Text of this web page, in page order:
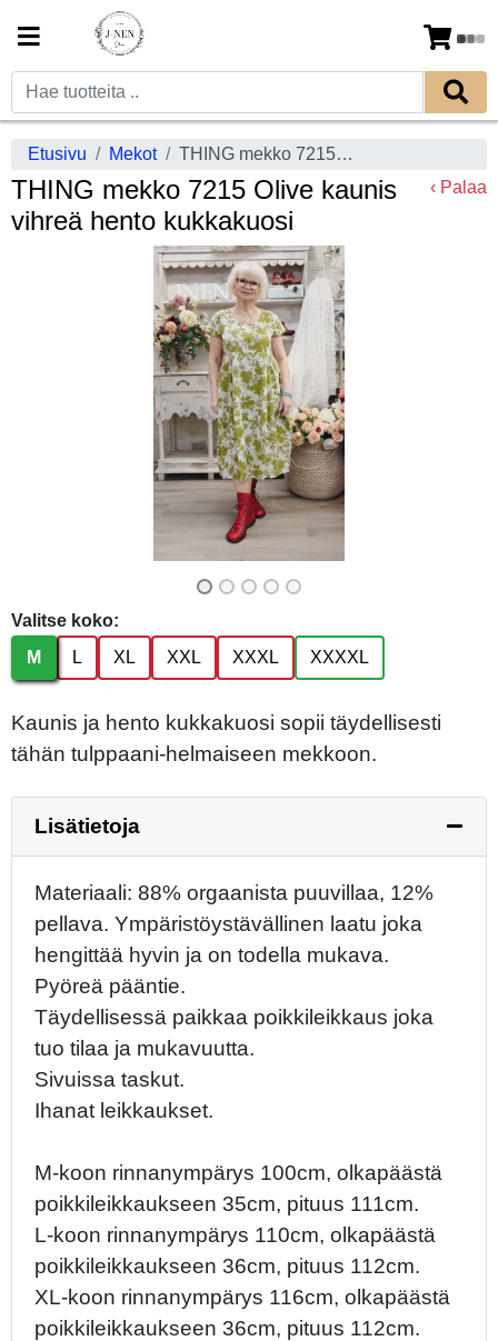
Etusivu Mekot THING mekko 7215 Olive kaunis vihreä hento kukkakuosi
THING mekko 7215 Olive kaunis
vihreä hento kukkakuosi
‹ Palaa
Valitse koko:
M
L XL XXL XXXL XXXXL
Kaunis ja hento kukkakuosi sopii täydellisesti
tähän tulppaani-helmaiseen mekkoon.
Lisätietoja
Materiaali: 88% orgaanista puuvillaa, 12%
pellava. Ympäristöystävällinen laatu joka
hengittää hyvin ja on todella mukava.
Pyöreä pääntie.
Täydellisessä paikkaa poikkileikkaus joka
tuo tilaa ja mukavuutta.
Sivuissa taskut.
Ihanat leikkaukset.
M-koon rinnanympärys 100cm, olkapäästä
poikkileikkaukseen 35cm, pituus 111cm.
L-koon rinnanympärys 110cm, olkapäästä
poikkileikkaukseen 36cm, pituus 112cm.
XL-koon rinnanympärys 116cm, olkapäästä
poikkileikkaukseen 36cm, pituus 112cm.